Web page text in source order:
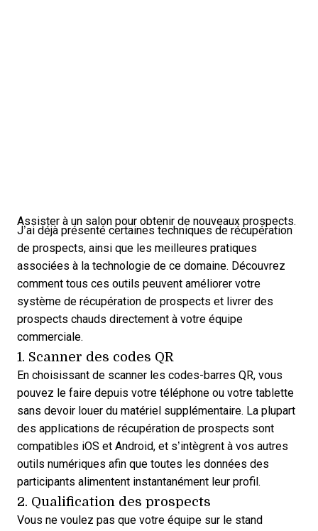
Assister à un salon pour obtenir de nouveaux prospects.
J’ai déjà présenté certaines techniques de récupération
de prospects, ainsi que les meilleures pratiques
associées à la technologie de ce domaine. Découvrez
comment tous ces outils peuvent améliorer votre
système de récupération de prospects et livrer des
prospects chauds directement à votre équipe
commerciale.
1. Scanner des codes QR
En choisissant de scanner les codes-barres QR, vous
pouvez le faire depuis votre téléphone ou votre tablette
sans devoir louer du matériel supplémentaire. La plupart
des applications de récupération de prospects sont
compatibles iOS et Android, et s’intègrent à vos autres
outils numériques afin que toutes les données des
participants alimentent instantanément leur profil.
2. Qualification des prospects
Vous ne voulez pas que votre équipe sur le stand